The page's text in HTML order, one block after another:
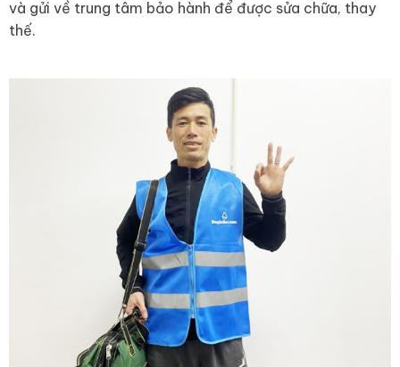
và gửi về trung tâm bảo hành để được sửa chữa, thay
thế.